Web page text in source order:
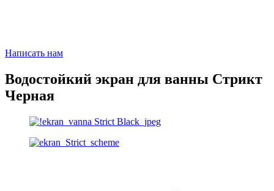
Написать нам
Водостойкий экран для ванны Стрикт
Черная